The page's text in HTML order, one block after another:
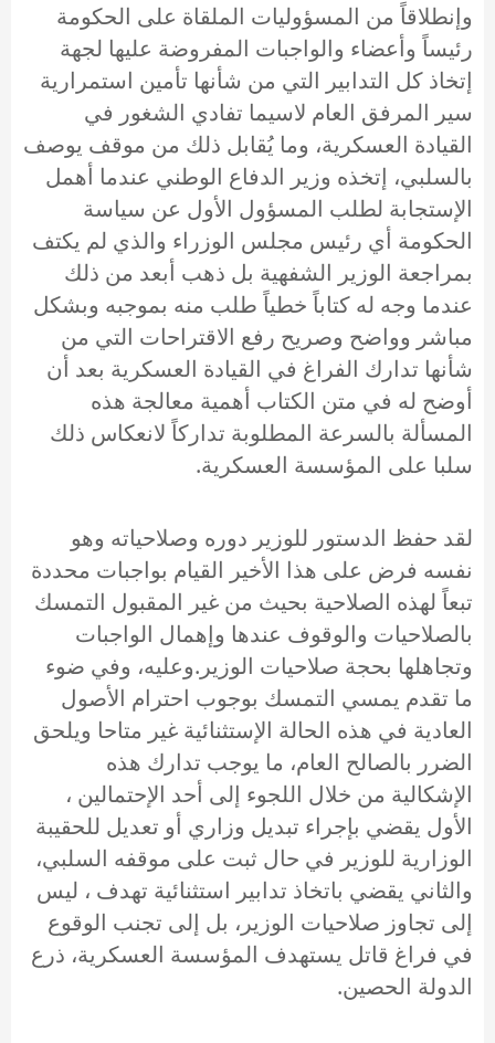
وإنطلاقاً من المسؤوليات الملقاة على الحكومة
رئيساً وأعضاء والواجبات المفروضة عليها لجهة
إتخاذ كل التدابير التي من شأنها تأمين استمرارية
سير المرفق العام لاسيما تفادي الشغور في
القيادة العسكرية، وما يُقابل ذلك من موقف يوصف
بالسلبي، إتخذه وزير الدفاع الوطني عندما أهمل
الإستجابة لطلب المسؤول الأول عن سياسة
الحكومة أي رئيس مجلس الوزراء والذي لم يكتف
بمراجعة الوزير الشفهية بل ذهب أبعد من ذلك
عندما وجه له كتاباً خطياً طلب منه بموجبه وبشكل
مباشر وواضح وصريح رفع الاقتراحات التي من
شأنها تدارك الفراغ في القيادة العسكرية بعد أن
أوضح له في متن الكتاب أهمية معالجة هذه
المسألة بالسرعة المطلوبة تداركاً لانعكاس ذلك
سلبا على المؤسسة العسكرية.
لقد حفظ الدستور للوزير دوره وصلاحياته وهو
نفسه فرض على هذا الأخير القيام بواجبات محددة
تبعاً لهذه الصلاحية بحيث من غير المقبول التمسك
بالصلاحيات والوقوف عندها وإهمال الواجبات
وتجاهلها بحجة صلاحيات الوزير.وعليه، وفي ضوء
ما تقدم يمسي التمسك بوجوب احترام الأصول
العادية في هذه الحالة الإستثنائية غير متاحا ويلحق
الضرر بالصالح العام، ما يوجب تدارك هذه
الإشكالية من خلال اللجوء إلى أحد الإحتمالين ،
الأول يقضي بإجراء تبديل وزاري أو تعديل للحقيبة
الوزارية للوزير في حال ثبت على موقفه السلبي،
والثاني يقضي باتخاذ تدابير استثنائية تهدف ، ليس
إلى تجاوز صلاحيات الوزير، بل إلى تجنب الوقوع
في فراغ قاتل يستهدف المؤسسة العسكرية، ذرع
الدولة الحصين.